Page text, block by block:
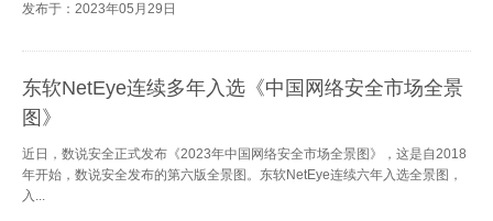
发布于：2023年05月29日
东软NetEye连续多年入选《中国网络安全市场全景
图》
近日，数说安全正式发布《2023年中国网络安全市场全景图》，这是自2018
年开始，数说安全发布的第六版全景图。东软NetEye连续六年入选全景图，
入...